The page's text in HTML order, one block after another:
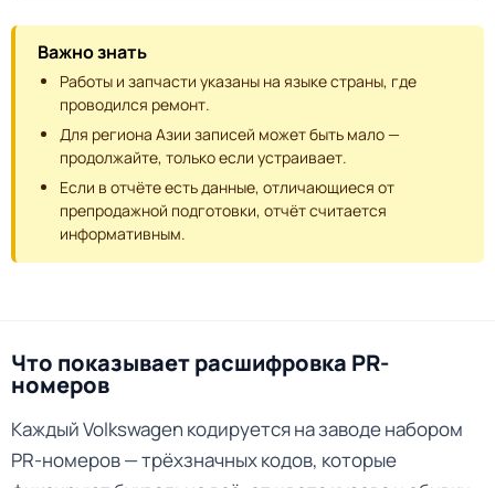
Важно знать
Работы и запчасти указаны на языке страны, где
проводился ремонт.
Для региона Азии записей может быть мало —
продолжайте, только если устраивает.
Если в отчёте есть данные, отличающиеся от
препродажной подготовки, отчёт считается
информативным.
Что показывает расшифровка PR-
номеров
Каждый Volkswagen кодируется на заводе набором
PR-номеров — трёхзначных кодов, которые